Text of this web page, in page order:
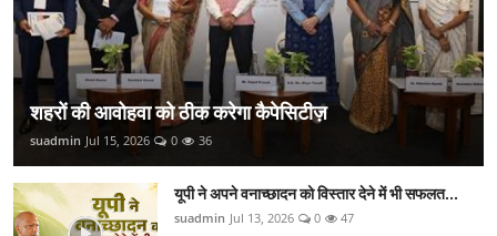
शहरों की आवोहवा को ठीक करेगा कैपेसिटीज़
suadmin Jul 15, 2026 0 36
यूपी ने अपने वनाच्छादन को विस्तार देने में भी सफलत...
suadmin Jul 13, 2026 0 47